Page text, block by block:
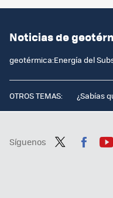
Noticias de
geotérmica:Energía del
OTROS TEMAS: ¿Sabías
Síguenos